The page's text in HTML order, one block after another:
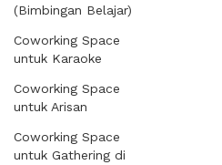
(Bimbingan Belajar)
Coworking Space
untuk Karaoke
Coworking Space
untuk Arisan
Coworking Space
untuk Gathering di